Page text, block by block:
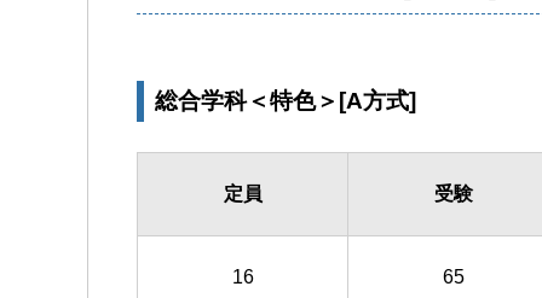
総合学科＜特色＞[A方式]
定員 受験
16 65